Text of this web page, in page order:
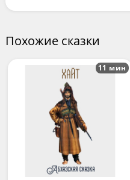
Похожие сказки
11 мин